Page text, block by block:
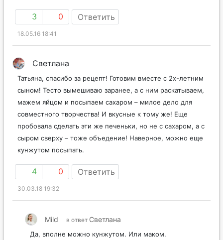
3 0 Ответить
18.05.16 18:41
Светлана
Татьяна, спасибо за рецепт! Готовим вместе с 2х-летним
сыном! Тесто вымешиваю заранее, а с ним раскатываем,
мажем яйцом и посыпаем сахаром – милое дело для
совместного творчества! И вкусные к тому же! Еще
пробовала сделать эти же печеньки, но не с сахаром, а с
сыром сверху – тоже объедение! Наверное, можно еще
кунжутом посыпать.
4 0 Ответить
30.03.18 19:32
Mild в ответ Светлана
Да, вполне можно кунжутом. Или маком.